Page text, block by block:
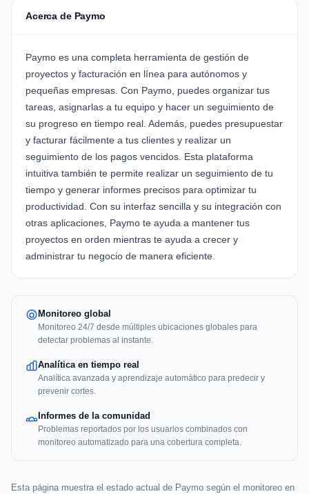
Acerca de Paymo
Paymo es una completa herramienta de gestión de
proyectos y facturación en línea para autónomos y
pequeñas empresas. Con Paymo, puedes organizar tus
tareas, asignarlas a tu equipo y hacer un seguimiento de
su progreso en tiempo real. Además, puedes presupuestar
y facturar fácilmente a tus clientes y realizar un
seguimiento de los pagos vencidos. Esta plataforma
intuitiva también te permite realizar un seguimiento de tu
tiempo y generar informes precisos para optimizar tu
productividad. Con su interfaz sencilla y su integración con
otras aplicaciones, Paymo te ayuda a mantener tus
proyectos en orden mientras te ayuda a crecer y
administrar tu negocio de manera eficiente.
Monitoreo global
Monitoreo 24/7 desde múltiples ubicaciones globales para
detectar problemas al instante.
Analítica en tiempo real
Analítica avanzada y aprendizaje automático para predecir y
prevenir cortes.
Informes de la comunidad
Problemas reportados por los usuarios combinados con
monitoreo automatizado para una cobertura completa.
Esta página muestra el estado actual de Paymo según el monitoreo en